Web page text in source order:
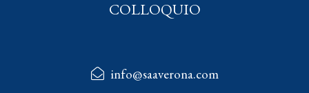
COLLOQUIO
info@saaverona.com